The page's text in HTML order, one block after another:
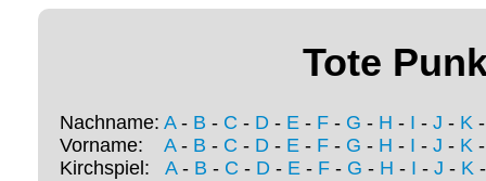
Tote
Nachname: A- B - C - D - E - F - G - H - I - J - K
Vorname: A- B - C - D - E - F - G - H - I - J - K
Kirchspiel: A- B - C - D- E- F- G - H - I - J - K